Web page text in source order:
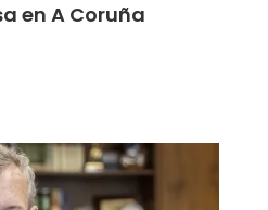
en A Coruña